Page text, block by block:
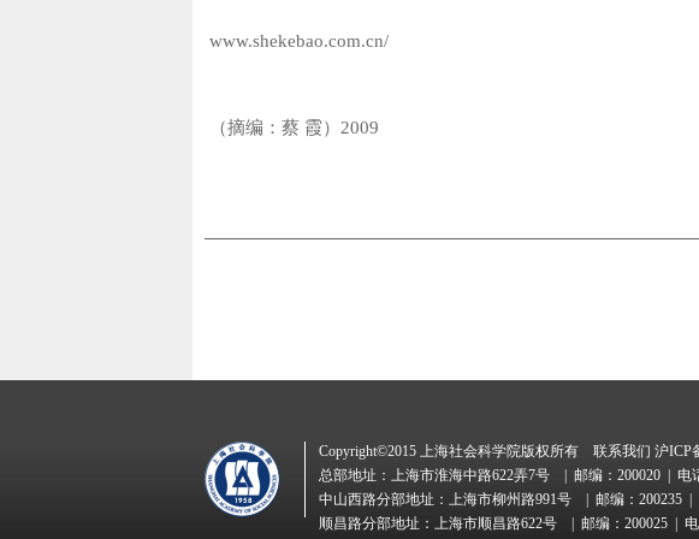
www.shekebao.com.cn/
（摘编：蔡 霞）2009
Copyright©2015 上海社会科学院版权所有 联系我们 沪ICP
总部地址：上海市淮海中路622弄7号
| 邮编：200020 | 电
中山西路分部地址：上海市柳州路991号
| 邮编：200235 |
顺昌路分部地址：上海市顺昌路622号
| 邮编：200025 |